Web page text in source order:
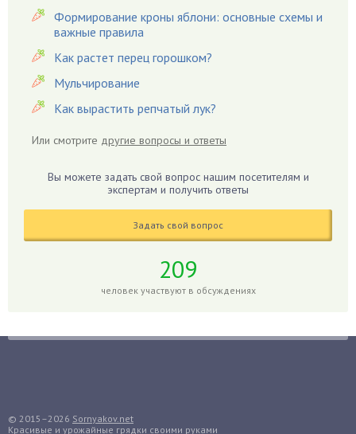
Гацания
Гвоздики
Георгины
Герань
Гиацинт
Гиппеаструм
Годжи
Голубика
Гуава
Формирование кроны яблони: основные схемы и
важные правила
Как растет перец горошком?
Мульчирование
Как вырастить репчатый лук?
Или смотрите другие вопросы и ответы
Вы можете задать свой вопрос нашим посетителям и
экспертам и получить ответы
Задать свой вопрос
209
человек участвуют в обсуждениях
© 2015–2026 Sornyakov.net
Красивые и урожайные грядки своими руками